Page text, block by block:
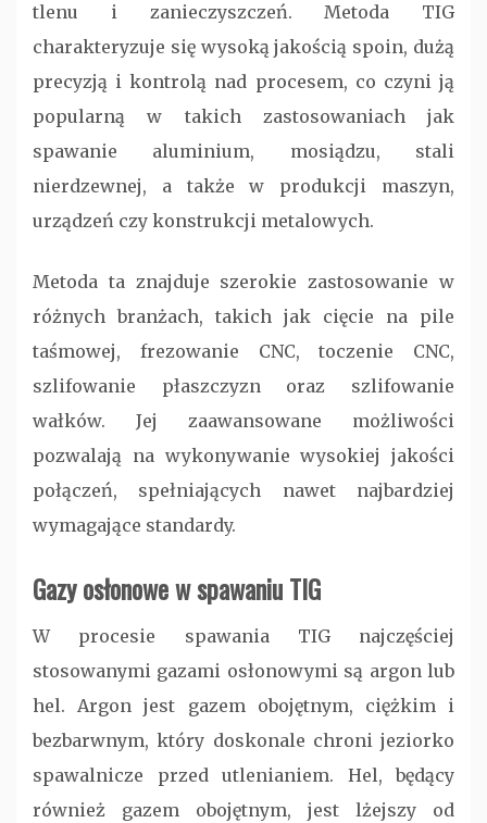
tlenu i zanieczyszczeń. Metoda TIG
charakteryzuje się wysoką jakością spoin, dużą
precyzją i kontrolą nad procesem, co czyni ją
popularną w takich zastosowaniach jak
spawanie aluminium, mosiądzu, stali
nierdzewnej, a także w produkcji maszyn,
urządzeń czy konstrukcji metalowych.
Metoda ta znajduje szerokie zastosowanie w
różnych branżach, takich jak cięcie na pile
taśmowej, frezowanie CNC, toczenie CNC,
szlifowanie płaszczyzn oraz szlifowanie
wałków. Jej zaawansowane możliwości
pozwalają na wykonywanie wysokiej jakości
połączeń, spełniających nawet najbardziej
wymagające standardy.
Gazy osłonowe w spawaniu TIG
W procesie spawania TIG najczęściej
stosowanymi gazami osłonowymi są argon lub
hel.Argon jest gazem obojętnym, ciężkim i
bezbarwnym, który doskonale chroni jeziorko
spawalnicze przed utlenianiem. Hel, będący
również gazem obojętnym, jest lżejszy od